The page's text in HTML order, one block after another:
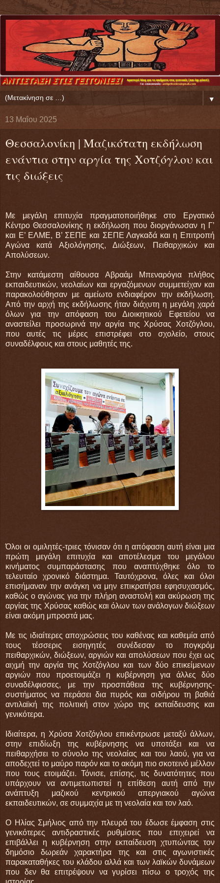
▼
13 Μαΐου 2025
Θεσσαλονίκη | Μαζικότατη εκδήλωση
ενάντια στην αργία της Χοτζόγλου και
τις διώξεις
Με μεγάλη επιτυχία πραγματοποιήθηκε στο Εργατικό
Κέντρο Θεσσαλονίκης η εκδήλωση που διοργάνωσαν η Γ’
και Ε’ ΕΛΜΕ, Β’ ΣΕΠΕ και ΣΕΠΕ Λαγκαδά και η Επιτροπή
Αγώνα κατά Αξιολόγησης, Διώξεων, Πειθαρχικών και
Απολύσεων.
Στην κατάμεστη αίθουσα Αβραάμ Μπεναρόγια πλήθος
εκπαιδευτικών, νεολαίων και εργαζόμενων συμμετείχαν και
παρακολούθησαν με αμείωτο ενδιαφέρον την εκδήλωση.
Από την αρχή της εκδήλωσης ήταν διάχυτη η μεγάλη χαρά
όλων για την απόφαση του Διοικητικού Εφετείου να
αναστείλει προσωρινά την αργία της Χρύσας Χοτζόγλου,
που αυτές τις μέρες επιστρέφει στο σχολείο, στους
συναδέλφους και στους μαθητές της.
Όλοι οι ομιλητές-τριες τόνισαν ότι η απόφαση αυτή είναι μια
πρώτη μεγάλη επιτυχία και αποτέλεσμα του μεγάλου
κινήματος συμπαράστασης που αναπτύχθηκε όλο το
τελευταίο χρονικό διάστημα. Ταυτόχρονα, όλες και όλοι
επισήμαναν την ανάγκη να μην επικρατήσει εφησυχασμός,
καθώς ο αγώνας για την πλήρη αναστολή και ακύρωση της
αργίας της Χρύσας καθώς και όλων των ανάλογων διώξεων
είναι ακόμη μπροστά μας.
Με τις ιδιαίτερες αποχρώσεις του καθένας και καθεμία από
τους τέσσερις εισηγητές συνέδεσαν το πογκρόμ
πειθαρχικών, διώξεων, αργιών και απολύσεων που έχει ως
αιχμή την αργία της Χοτζόγλου και των δύο επικείμενων
αργιών που προετοιμάζει η κυβέρνηση για άλλες δύο
συναδέλφισσες, με την προσπάθεια της κυβέρνησης-
συστήματος να περάσει δια πυρός και σιδήρου τη βαθιά
αντιλαϊκή της πολιτική στον χώρο της εκπαίδευσης και
γενικότερα.
Ιδιαίτερα, η Χρύσα Χοτζόγλου επικέντρωσε μεταξύ άλλων,
στην επιδίωξη της κυβέρνησης να υποτάξει και να
πειθαρχήσει το σύνολο της νεολαίας και του λαού, για να
αποδεχτεί το μαύρο παρόν και το ακόμη πιο σκοτεινό μέλλον
που τους ετοιμάζει. Τόνισε, επίσης, τις δυνατότητες που
υπάρχουν να αντιμετωπιστεί η επίθεση αυτή από την
ανάπτυξη μαζικού κεντρικού απεργιακού αγώνα
εκπαιδευτικών, σε συμμαχία με τη νεολαία και τον λαό.
Ο Ηλίας Σμήλιος από την πλευρά του έδωσε έμφαση στις
γενικότερες αντιδραστικές ρυθμίσεις που επιχειρεί να
επιβάλλει η κυβέρνηση στην εκπαίδευση χτυπώντας τον
δημόσιο δωρεάν χαρακτήρα της και στις αγωνιστικές
παρακαταθήκες του κλάδου αλλά και των λαϊκών δυνάμεων
που δεν θα επιτρέψουν να γυρίσει πίσω ο τροχός της